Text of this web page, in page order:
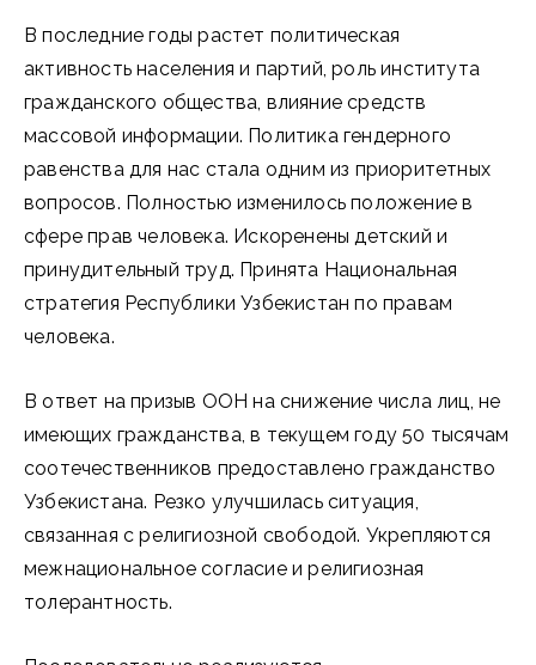
В последние годы растет политическая
активность населения и партий, роль института
гражданского общества, влияние средств
массовой информации. Политика гендерного
равенства для нас стала одним из приоритетных
вопросов. Полностью изменилось положение в
сфере прав человека. Искоренены детский и
принудительный труд. Принята Национальная
стратегия Республики Узбекистан по правам
человека.
В ответ на призыв ООН на снижение числа лиц, не
имеющих гражданства, в текущем году 50 тысячам
соотечественников предоставлено гражданство
Узбекистана. Резко улучшилась ситуация,
связанная с религиозной свободой. Укрепляются
межнациональное согласие и религиозная
толерантность.